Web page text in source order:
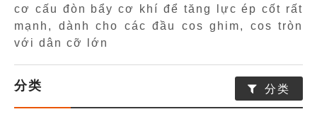
cơ cấu đòn bẩy cơ khí để tăng lực ép cốt rất
mạnh, dành cho các đầu cos ghim, cos tròn
với dân cỡ lớn
分类 分类